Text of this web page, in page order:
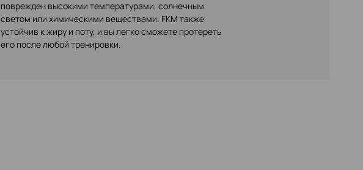
поврежден высокими температурами, солнечным
светом или химическими веществами. FKM также
устойчив к жиру и поту, и вы легко сможете протереть
его после любой тренировки.